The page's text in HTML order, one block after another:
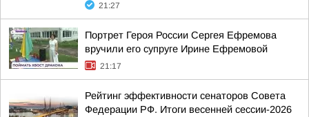
21:27
Портрет Героя России Сергея Ефремова
вручили его супруге Ирине Ефремовой
21:17
Рейтинг эффективности сенаторов Совета
Федерации РФ. Итоги весенней сессии-2026